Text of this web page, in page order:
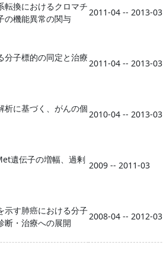
転換におけるクロマチ
の機能異常の関与
2011-04 -- 2013-03
分子標的の同定と治療
2011-04 -- 2013-03
析に基づく、がんの個
2010-04 -- 2013-03
遺伝子の増幅、過剰
2009 -- 2011-03
示す肺癌における分子
断・治療への展開
2008-04 -- 2012-03